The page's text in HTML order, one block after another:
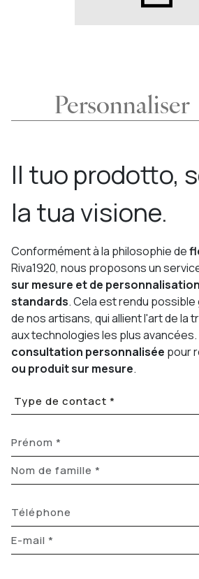
Personnaliser
Il tuo prodotto,
la tua visione.
Conformément à la philosophie de
Riva1920, nous proposons un
sur mesure et de
standards. Cela est rendu possible
de nos artisans, qui allient l'art de la
aux technologies les plus
consultation personnalisée pour
ou produit sur mesure.